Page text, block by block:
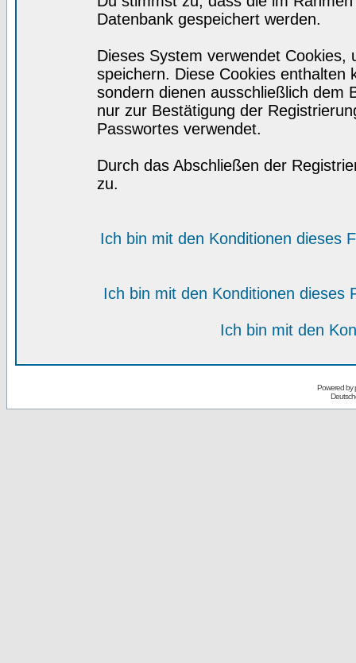
Datenbank gespeichert werden.
Dieses System verwendet
speichern. Diese Cookies enthalten
sondern dienen ausschließlich dem
nur zur Bestätigung der
Passwortes verwendet.
Durch das Abschließen der
zu.
Ich bin mit den Konditionen dieses
Ich bin mit den Konditionen dieses
Ich bin mit den
Powered by